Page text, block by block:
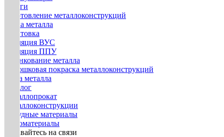
Услуги
Изготовление металлоконструкций
Гибка металла
Грунтовка
Изоляция ВУС
Изоляция ППУ
Оцинкование металла
Порошковая покраска металлоконструкций
Резка металла
Каталог
Металлопрокат
Металлоконструкции
Нерудные материалы
Пиломатериалы
Оставайтесь на связи